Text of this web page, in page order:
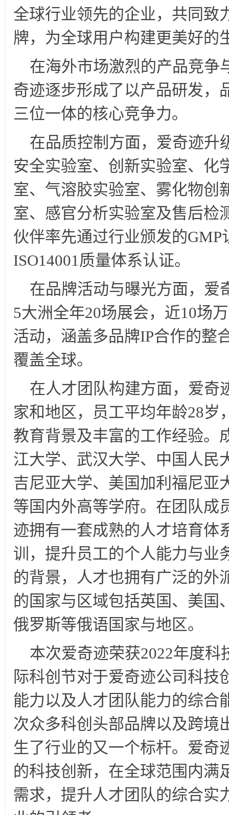
全球行业领先的企业，共同致
牌，为全球用户构建更美好的
在海外市场激烈的产品竞争
奇迹逐步形成了以产品研发，
三位一体的核心竞争力。
在品质控制方面，爱奇迹升
安全实验室、创新实验室、化
室、气溶胶实验室、雾化物创
室、感官分析实验室及售后检
伙伴率先通过行业颁发的GMP
ISO14001质量体系认证。
在品牌活动与曝光方面，爱
5大洲全年20场展会，近10场
活动，涵盖多品牌IP合作的整
覆盖全球。
在人才团队构建方面，爱奇
家和地区，员工平均年龄28岁
教育背景及丰富的工作经验。
江大学、武汉大学、中国人民
吉尼亚大学、美国加利福尼亚
等国内外高等学府。在团队成
迹拥有一套成熟的人才培育体
训，提升员工的个人能力与业
的背景，人才也拥有广泛的外
的国家与区域包括英国、美国
俄罗斯等俄语国家与地区。
本次爱奇迹荣获2022年度
际科创节对于爱奇迹公司科技
能力以及人才团队能力的综合
次众多科创头部品牌以及跨境
生了行业的又一个标杆。爱奇
的科技创新，在全球范围内满
需求，提升人才团队的综合实